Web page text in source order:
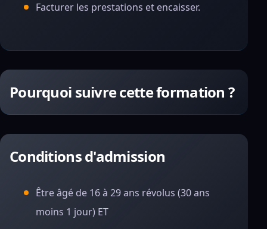
Facturer les prestations et encaisser.
Pourquoi suivre cette formation ?
Conditions d'admission
Être âgé de 16 à 29 ans révolus (30 ans
moins 1 jour) ET